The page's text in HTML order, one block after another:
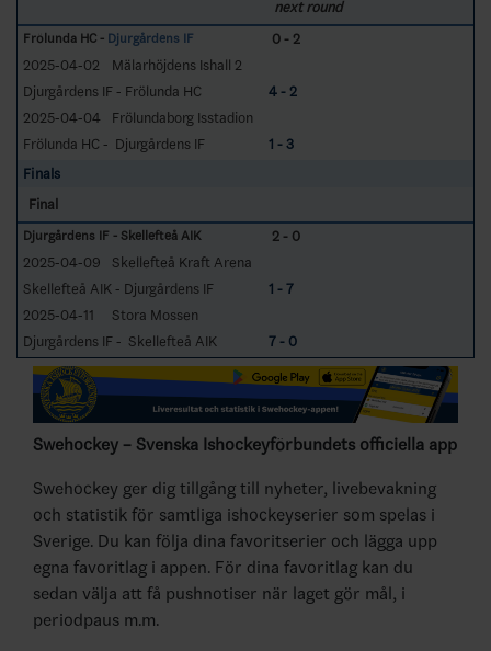
next round
Frölunda HC - Djurgårdens IF
0 - 2
2025-04-02
Mälarhöjdens Ishall 2
Djurgårdens IF - Frölunda HC
4 - 2
2025-04-04
Frölundaborg Isstadion
Frölunda HC - Djurgårdens IF
1 - 3
Finals
Final
Djurgårdens IF - Skellefteå AIK
2 - 0
2025-04-09
Skellefteå Kraft Arena
Skellefteå AIK - Djurgårdens IF
1 - 7
2025-04-11
Stora Mossen
Djurgårdens IF - Skellefteå AIK
7 - 0
Swehockey – Svenska Ishockeyförbundets officiella app
Swehockey ger dig tillgång till nyheter, livebevakning
och statistik för samtliga ishockeyserier som spelas i
Sverige. Du kan följa dina favoritserier och lägga upp
egna favoritlag i appen. För dina favoritlag kan du
sedan välja att få pushnotiser när laget gör mål, i
periodpaus m.m.